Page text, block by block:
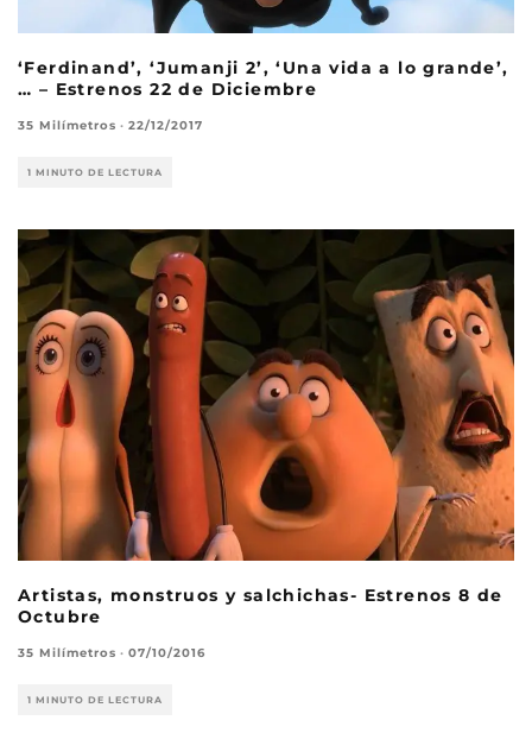
‘Ferdinand’, ‘Jumanji 2’, ‘Una vida a lo grande’,
… – Estrenos 22 de Diciembre
35 Milímetros · 22/12/2017
1 MINUTO DE LECTURA
Artistas, monstruos y salchichas- Estrenos 8 de
Octubre
35 Milímetros · 07/10/2016
1 MINUTO DE LECTURA